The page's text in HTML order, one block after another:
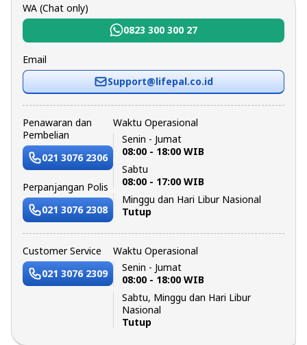
WA (Chat only)
0823 300 300 27
Email
Support@lifepal.co.id
Penawaran dan
Pembelian
021 3076 2306
Perpanjangan Polis
021 3076 2308
Waktu Operasional
Senin - Jumat
08:00 - 18:00 WIB
Sabtu
08:00 - 17:00 WIB
Minggu dan Hari Libur Nasional
Tutup
Customer Service
021 3076 2309
Waktu Operasional
Senin - Jumat
08:00 - 18:00 WIB
Sabtu, Minggu dan Hari Libur
Nasional
Tutup